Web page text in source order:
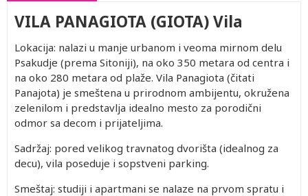
VILA PANAGIOTA (GIOTA) Vila
Lokacija: nalazi u manje urbanom i veoma mirnom delu
Psakudje (prema Sitoniji), na oko 350 metara od centra i
na oko 280 metara od plaže. Vila Panagiota (čitati
Panajota) je smeštena u prirodnom ambijentu, okružena
zelenilom i predstavlja idealno mesto za porodični
odmor sa decom i prijateljima.
Sadržaj: pored velikog travnatog dvorišta (idealnog za
decu), vila poseduje i sopstveni parking.
Smeštaj: studiji i apartmani se nalaze na prvom spratu i